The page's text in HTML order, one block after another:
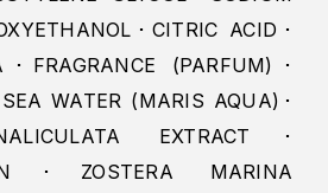
･CITRIC ACID･
･FRAGRANCE (PARFUM)･
WATER (MARIS AQUA)･
EXTRACT･
･ZOSTERA MARINA